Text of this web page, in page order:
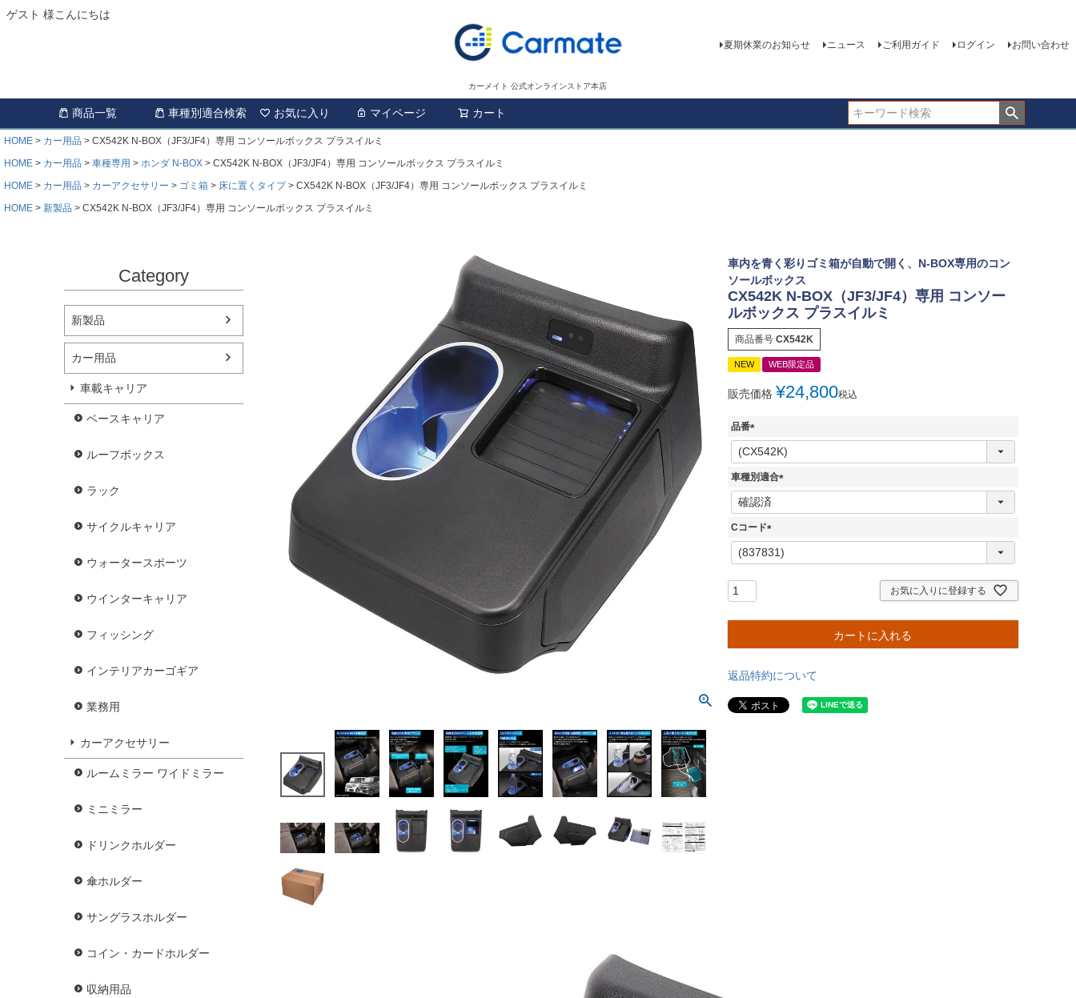
ゲスト 様こんにちは
カーメイト 公式オンラインストア本店
夏期休業のお知らせ ニュース ご利用ガイド ログイン お問い合わせ
商品一覧 車種別適合検索 お気に入り マイページ カート
HOME カー用品
CX542K N-BOX（JF3/JF4）専用 コンソールボックス プラスイルミ
HOME
カー用品 車種専用 ホンダ N-BOX
CX542K N-BOX（JF3/JF4）専用 コンソールボックス プラスイルミ
HOME
カー用品 カーアクセサリー ゴミ箱 床に置くタイプ
CX542K N-BOX（JF3/JF4）専用 コンソールボックス プラスイルミ
HOME
新製品 CX542K N-BOX（JF3/JF4）専用 コンソールボックス プラスイルミ
Category
新製品
カー用品
車載キャリア
ベースキャリア
ルーフボックス
ラック
サイクルキャリア
ウォータースポーツ
ウインターキャリア
フィッシング
インテリアカーゴギア
業務用
カーアクセサリー
ルームミラー ワイドミラー
ミニミラー
ドリンクホルダー
傘ホルダー
サングラスホルダー
コイン・カードホルダー
収納用品
車内を青く彩りゴミ箱が自動で開く、N-BOX専用のコン
ソールボックス
CX542K N-BOX（JF3/JF4）専用 コンソー
ルボックス プラスイルミ
商品番号 CX542K
NEW WEB限定品
販売価格 ¥24,800税込
品番
(
必
須
車種別適合
(
Cコード
(
必
お気に入りに登録する
カートに入れる
返品特約について